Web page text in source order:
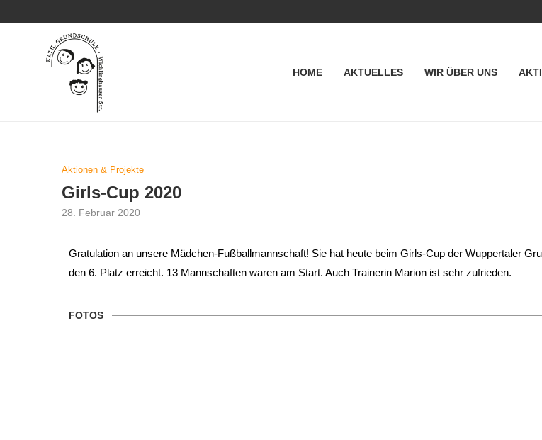
HOME AKTUELLES WIR ÜBER UNS
Aktionen & Projekte
Girls-Cup 2020
28. Februar 2020
Gratulation an unsere Mädchen-Fußballmannschaft! Sie hat heute beim Girls-Cup der Wuppertaler
den 6. Platz erreicht. 13 Mannschaften waren am Start. Auch Trainerin Marion ist sehr zufrieden.
FOTOS